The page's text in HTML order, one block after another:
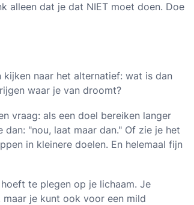
alleen dat je dat NIET moet doen. Doe
naar het alternatief: wat is dan
waar je van droomt?
vraag: als een doel bereiken langer
"nou, laat maar dan." Of zie je het
in kleinere doelen. En helemaal fijn
te plegen op je lichaam. Je
je kunt ook voor een mild